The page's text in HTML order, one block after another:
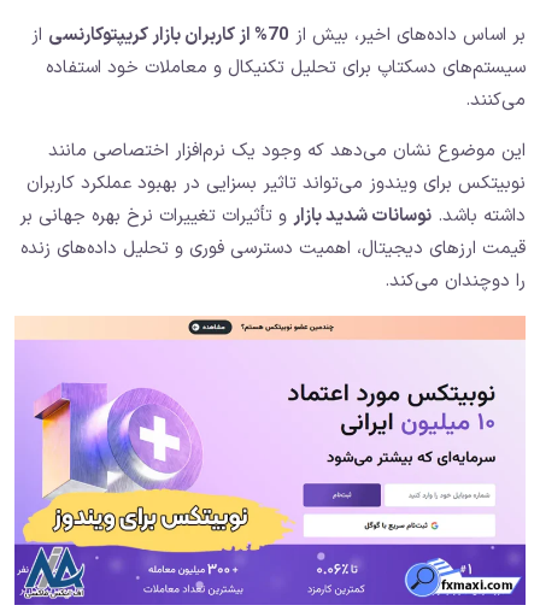
بر اساس داده‌های اخیر، بیش از 70% از کاربران بازار کریپتوکارنسی از
سیستم‌های دسکتاپ برای تحلیل تکنیکال و معاملات خود استفاده
می‌کنند.
این موضوع نشان می‌دهد که وجود یک نرم‌افزار اختصاصی مانند
نوبیتکس برای ویندوز می‌تواند تاثیر بسزایی در بهبود عملکرد کاربران
داشته باشد. نوسانات شدید بازار و تأثیرات تغییرات نرخ بهره جهانی بر
قیمت ارزهای دیجیتال، اهمیت دسترسی فوری و تحلیل داده‌های زنده
را دوچندان می‌کند.